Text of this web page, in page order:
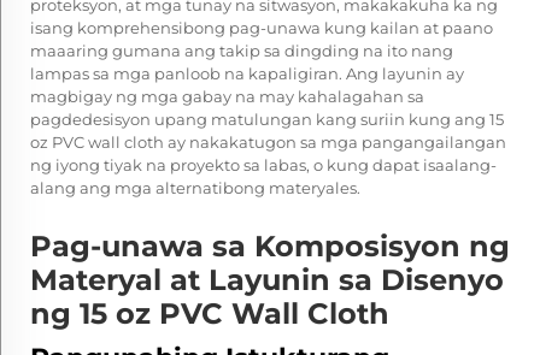
proteksyon, at mga tunay na sitwasyon, makakakuha ka ng
isang komprehensibong pag-unawa kung kailan at paano
maaaring gumana ang takip sa dingding na ito nang
lampas sa mga panloob na kapaligiran. Ang layunin ay
magbigay ng mga gabay na may kahalagahan sa
pagdedesisyon upang matulungan kang suriin kung ang 15
oz PVC wall cloth ay nakakatugon sa mga pangangailangan
ng iyong tiyak na proyekto sa labas, o kung dapat isaalang-
alang ang mga alternatibong materyales.
Pag-unawa sa Komposisyon ng
Materyal at Layunin sa Disenyo
ng 15 oz PVC Wall Cloth